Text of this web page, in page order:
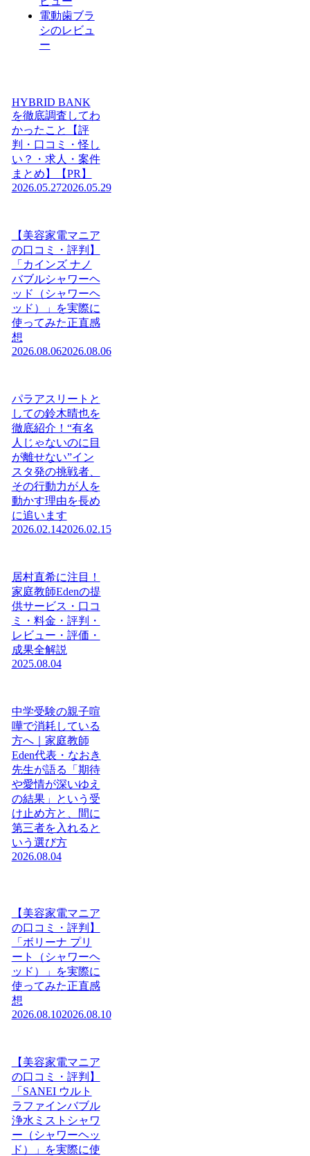
電動歯ブラ
シのレビュ
ー
HYBRID BANK
を徹底調査してわ
かったこと【評
判・口コミ・怪し
い？・求人・案件
まとめ】【PR】
2026.05.272026.05.29
【美容家電マニア
の口コミ・評判】
「カインズ ナノ
バブルシャワーヘ
ッド（シャワーヘ
ッド）」を実際に
使ってみた正直感
想
2026.08.062026.08.06
パラアスリートと
しての鈴木晴也を
徹底紹介！“有名
人じゃないのに目
が離せない”イン
スタ発の挑戦者、
その行動力が人を
動かす理由を長め
に追います
2026.02.142026.02.15
居村直希に注目！
家庭教師Edenの提
供サービス・口コ
ミ・料金・評判・
レビュー・評価・
成果全解説
2025.08.04
中学受験の親子喧
嘩で消耗している
方へ｜家庭教師
Eden代表・なおき
先生が語る「期待
や愛情が深いゆえ
の結果」という受
け止め方と、間に
第三者を入れると
いう選び方
2026.08.04
【美容家電マニア
の口コミ・評判】
「ボリーナ プリ
ート（シャワーヘ
ッド）」を実際に
使ってみた正直感
想
2026.08.102026.08.10
【美容家電マニア
の口コミ・評判】
「SANEI ウルト
ラファインバブル
浄水ミストシャワ
ー（シャワーヘッ
ド）」を実際に使